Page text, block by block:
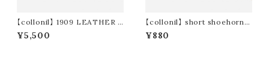
【collonil】 1909 LEATHER C
ARE SET NOSTALGIC DES
IGN VOL.2 / レザーケアセット
¥5,500
【collonil】 short shoehorn /
ショート シューホーン
¥880